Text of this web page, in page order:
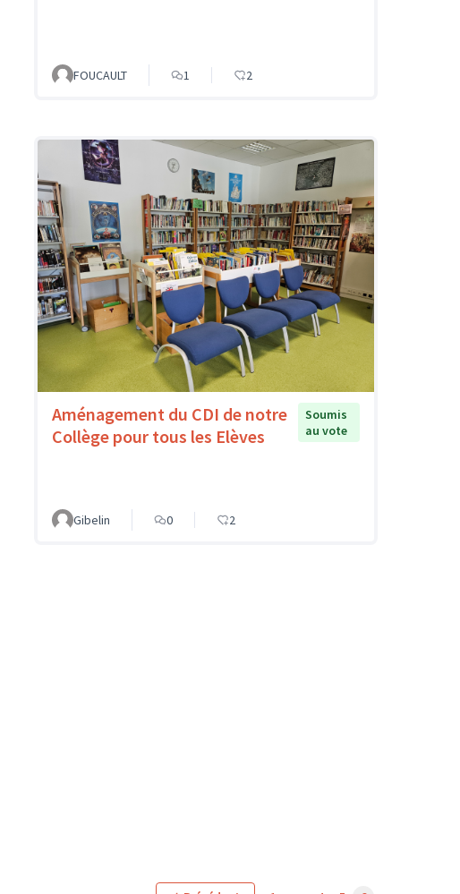
FOUCAULT 1 2
Aménagement du CDI de notre
Collège pour tous les Elèves
Soumis
au vote
Gibelin 0 2